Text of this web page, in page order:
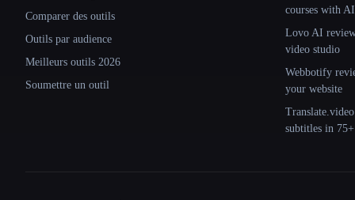
Comparer des outils
Outils par audience
Meilleurs outils 2026
Soumettre un outil
courses with AI
Lovo AI
video studio
Webbotify
your website
subtitles in 75+